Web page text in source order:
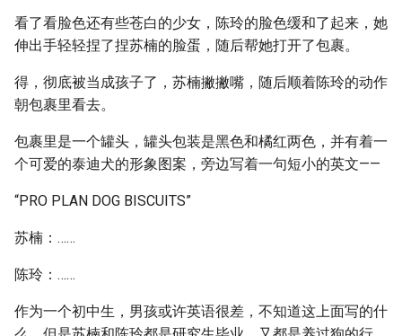
看了看脸色还有些苍白的少女，陈玲的脸色缓和了起来，她
伸出手轻轻捏了捏苏楠的脸蛋，随后帮她打开了包裹。
得，彻底被当成孩子了，苏楠撇撇嘴，随后顺着陈玲的动作
朝包裹里看去。
包裹里是一个罐头，罐头包装是黑色和橘红两色，并有着一
个可爱的泰迪犬的形象图案，旁边写着一句短小的英文——
“PRO PLAN DOG BISCUITS”
苏楠：……
陈玲：……
作为一个初中生，男孩或许英语很差，不知道这上面写的什